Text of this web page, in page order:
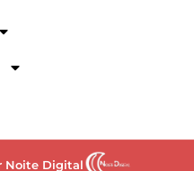
Noite Digital